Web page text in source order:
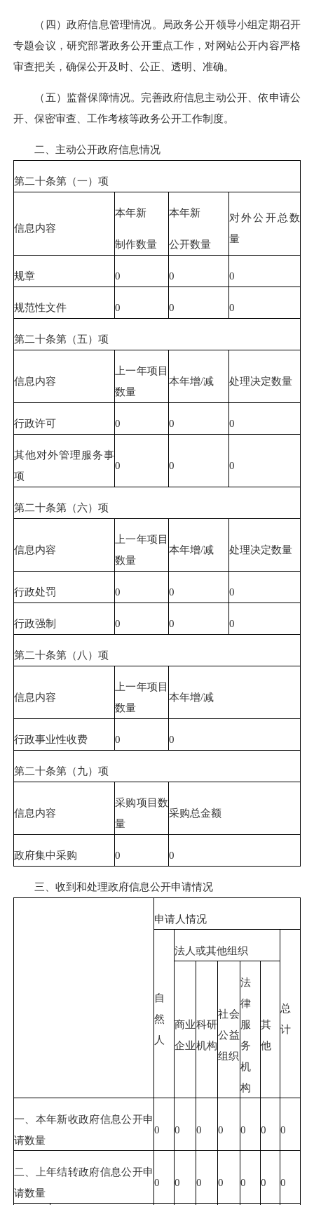
（四）政府信息管理情况。局政务公开领导小组定期召开
专题会议，研究部署政务公开重点工作，对网站公开内容严格
审查把关，确保公开及时、公正、透明、准确。
（五）监督保障情况。完善政府信息主动公开、依申请公
开、保密审查、工作考核等政务公开工作制度。
二、主动公开政府信息情况
第二十条第（一）项
信息内容
本年新
制作数量
本年新
公开数量
对外公开总数
量
规章 0 0 0
规范性文件 0 0 0
第二十条第（五）项
信息内容
上一年项目
数量
本年增/减 处理决定数量
行政许可 0 0 0
其他对外管理服务事
项
0 0 0
第二十条第（六）项
信息内容
上一年项目
数量
本年增/减 处理决定数量
行政处罚 0 0 0
行政强制 0 0 0
第二十条第（八）项
信息内容
上一年项目
数量
本年增/减
行政事业性收费 0 0
第二十条第（九）项
信息内容
采购项目数
量
采购总金额
政府集中采购 0 0
三、收到和处理政府信息公开申请情况
申请人情况
自
然
人
法人或其他组织
总
计
商业
企业
科研
机构
社会
公益
组织
法
律
服
务
机
构
其
他
一、本年新收政府信息公开申
请数量
0 0 0 0 0 0 0
二、上年结转政府信息公开申
请数量
0 0 0 0 0 0 0